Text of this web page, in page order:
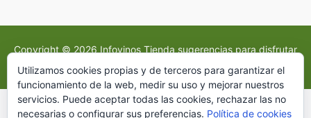
Copyright © 2026 Infovinos Tienda sugerencias para disfrutar
del vino – Creado por
Utilizamos cookies propias y de terceros para garantizar el
funcionamiento de la web, medir su uso y mejorar nuestros
servicios. Puede aceptar todas las cookies, rechazar las no
necesarias o configurar sus preferencias. Política de cookies